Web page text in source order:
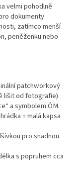
velmi pohodlně
dokumenty
zatímco menší
peněženku nebo
patchworkový
lišit od fotografie).
a symbolem ÓM.
+ malá kapsa
pro snadnou
s popruhem cca